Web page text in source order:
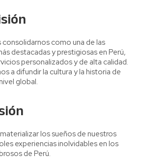
como una de las
destacadas y prestigiosas en Perú,
personalizados y de alta calidad.
a difundir la cultura y la historia de
global.
los sueños de nuestros
experiencias inolvidables en los
de Perú.